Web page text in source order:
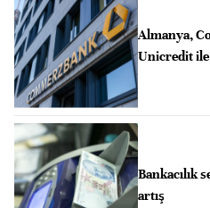
Almanya,
Unicredit
Bankacılık
artış